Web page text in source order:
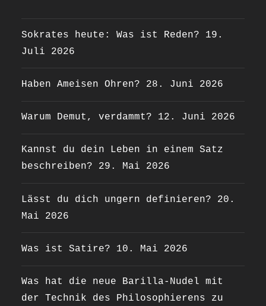
Sokrates heute: Was ist Reden?
19.
Juli 2026
Haben Ameisen Ohren? 28. Juni 2026
Warum Demut, verdammt? 12. Juni 2026
Kannst du dein Leben in einem Satz
beschreiben?
29. Mai 2026
Lässt du dich ungern definieren?
20.
Mai 2026
Was ist Satire? 10. Mai 2026
Was hat die neue Barilla-Nudel mit
der Technik des Philosophierens zu